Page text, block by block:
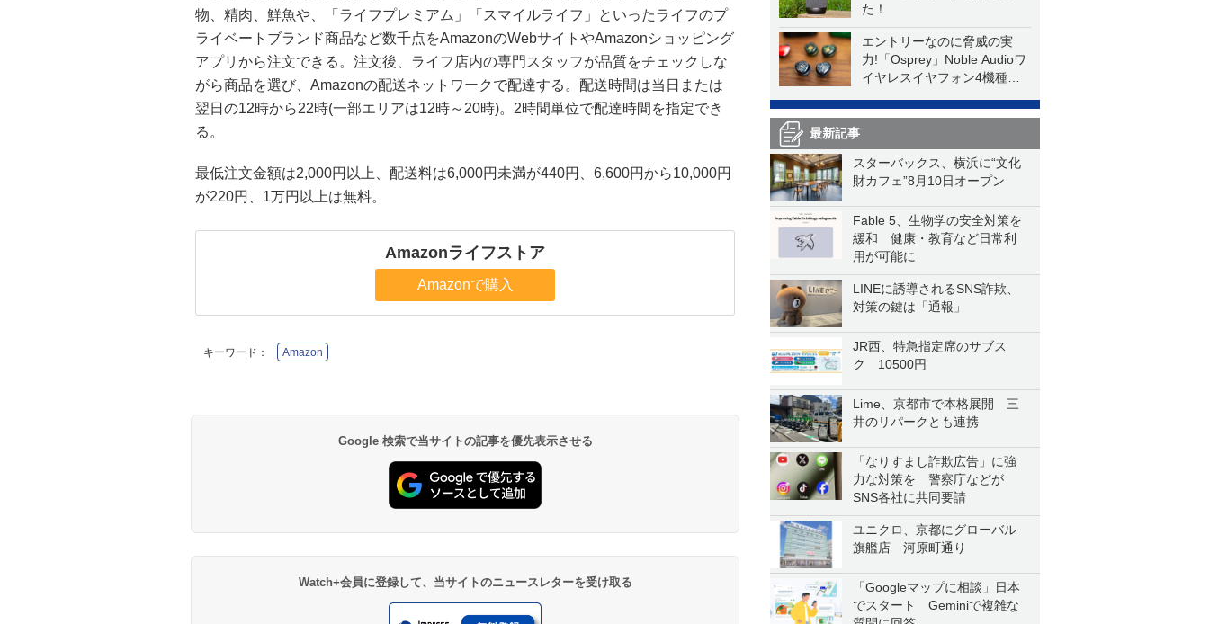
た！
エントリーなのに脅威の実
力!「Osprey」Noble Audioワ
イヤレスイヤフォン4機種を
最新記事
スターバックス、横浜に“文化
財カフェ”8月10日オープン
Fable 5、生物学の安全対策を
緩和 健康・教育など日常利
用が可能に
LINEに誘導されるSNS詐欺、
対策の鍵は「通報」
JR西、特急指定席のサブス
ク 10500円
Lime、京都市で本格展開 三
井のリパークとも連携
「なりすまし詐欺広告」に強
力な対策を 警察庁などが
SNS各社に共同要請
ユニクロ、京都にグローバル
旗艦店 河原町通り
「Googleマップに相談」日本
でスタート Geminiで複雑な
物、精肉、鮮魚や、「ライフプレミアム」「スマイルライフ」といったライフのプ
ライベートブランド商品など数千点をAmazonのWebサイトやAmazonショッピング
アプリから注文できる。注文後、ライフ店内の専門スタッフが品質をチェックしな
がら商品を選び、Amazonの配送ネットワークで配達する。配送時間は当日または
翌日の12時から22時(一部エリアは12時～20時)。2時間単位で配達時間を指定でき
る。
最低注文金額は2,000円以上、配送料は6,000円未満が440円、6,600円から10,000円
が220円、1万円以上は無料。
Amazonライフストア
Amazonで購入
キーワード： Amazon
Google 検索で当サイトの記事を優先表示させる
Watch+会員に登録して、当サイトのニュースレターを受け取る